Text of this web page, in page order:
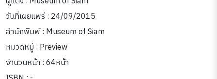
วันที่เผยแพร่ : 24/09/2015
สำนักพิมพ์ : Museum of Siam
หมวดหมู่ : Preview
จำนวนหน้า : 64หน้า